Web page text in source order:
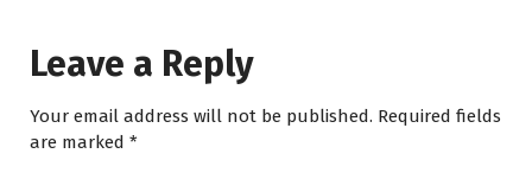
Leave a Reply
Your email address will not be published. Required fields
are marked *